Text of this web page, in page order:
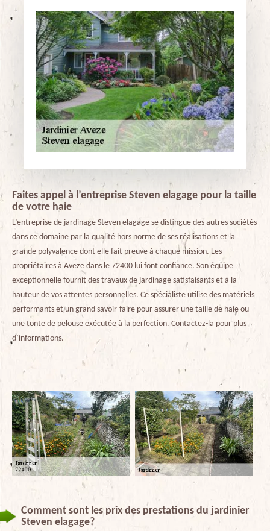
Faites appel à l’entreprise Steven elagage pour la taille
de votre haie
L’entreprise de jardinage Steven elagage se distingue des autres sociétés
dans ce domaine par la qualité hors norme de ses réalisations et la
grande polyvalence dont elle fait preuve à chaque mission. Les
propriétaires à Aveze dans le 72400 lui font confiance. Son équipe
exceptionnelle fournit des travaux de jardinage satisfaisants et à la
hauteur de vos attentes personnelles. Ce spécialiste utilise des matériels
performants et un grand savoir-faire pour assurer une taille de haie ou
une tonte de pelouse exécutée à la perfection. Contactez-la pour plus
d’informations.
Comment sont les prix des prestations du jardinier
Steven elagage?